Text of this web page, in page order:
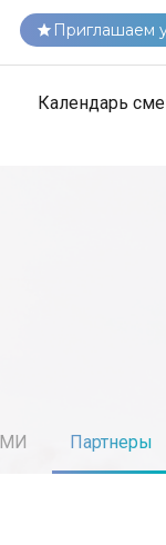
Приглашаем
Календарь
Партнеры